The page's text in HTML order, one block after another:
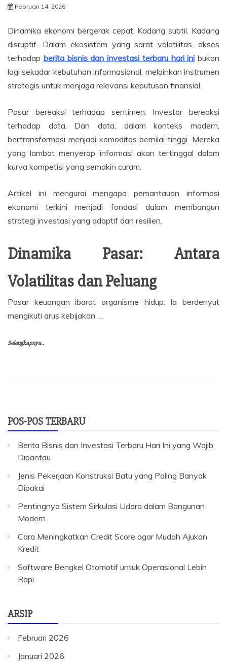
Februari 14, 2026
Dinamika ekonomi bergerak cepat. Kadang subtil. Kadang
disruptif. Dalam ekosistem yang sarat volatilitas, akses
terhadap berita bisnis dan investasi terbaru hari ini bukan
lagi sekadar kebutuhan informasional, melainkan instrumen
strategis untuk menjaga relevansi keputusan finansial.
Pasar bereaksi terhadap sentimen. Investor bereaksi
terhadap data. Dan data, dalam konteks modern,
bertransformasi menjadi komoditas bernilai tinggi. Mereka
yang lambat menyerap informasi akan tertinggal dalam
kurva kompetisi yang semakin curam.
Artikel ini mengurai mengapa pemantauan informasi
ekonomi terkini menjadi fondasi dalam membangun
strategi investasi yang adaptif dan resilien.
Dinamika Pasar: Antara
Volatilitas dan Peluang
Pasar keuangan ibarat organisme hidup. Ia berdenyut
mengikuti arus kebijakan …
Selengkapnya..
POS-POS TERBARU
Berita Bisnis dan Investasi Terbaru Hari Ini yang Wajib
Dipantau
Jenis Pekerjaan Konstruksi Batu yang Paling Banyak
Dipakai
Pentingnya Sistem Sirkulasi Udara dalam Bangunan
Modern
Cara Meningkatkan Credit Score agar Mudah Ajukan
Kredit
Software Bengkel Otomotif untuk Operasional Lebih
Rapi
ARSIP
Februari 2026
Januari 2026